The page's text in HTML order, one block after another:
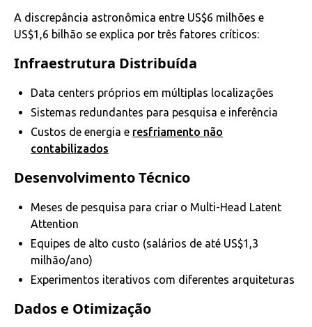
A discrepância astronômica entre US$6 milhões e
US$1,6 bilhão se explica por três fatores críticos:
Infraestrutura Distribuída
Data centers próprios em múltiplas localizações
Sistemas redundantes para pesquisa e inferência
Custos de energia e resfriamento não
contabilizados
Desenvolvimento Técnico
Meses de pesquisa para criar o Multi-Head Latent
Attention
Equipes de alto custo (salários de até US$1,3
milhão/ano)
Experimentos iterativos com diferentes arquiteturas
Dados e Otimização